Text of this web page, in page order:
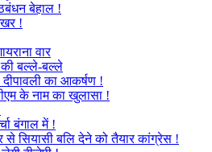
बेहाल !
!
वार
की बल्ले-बल्ले
दीपावली का आकर्षण !
के नाम का खुलासा !
बंगाल में !
से सियासी बलि देने को तैयार कांग्रेस !